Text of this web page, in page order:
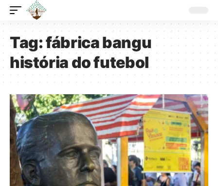
Tag:fábrica bangu
história do futebol